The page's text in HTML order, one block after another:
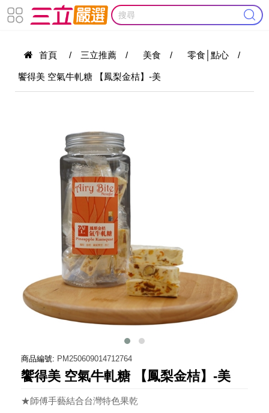
首頁 / 三立推薦 / 美食 / 零食│點心 /
饗得美 空氣牛軋糖 【鳳梨金桔】-美
商品編號: PM250609014712764
饗得美 空氣牛軋糖 【鳳梨金桔】-美
★師傅手藝結合台灣特色果乾